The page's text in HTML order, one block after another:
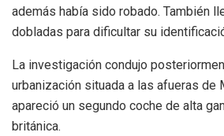
además había sido robado. También
dobladas para dificultar su
La investigación condujo
urbanización situada a las afueras de
apareció un segundo coche de alta
británica.